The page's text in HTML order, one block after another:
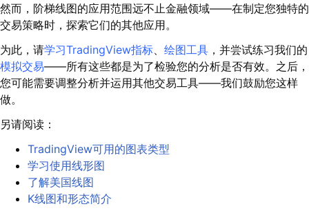
然而，阶梯线图的应用范围远不止金融领域——在制定您独特的
交易策略时，探索它们的其他应用。
为此，请学习TradingView指标 绘图工具 ，并尝试练习我们的
模拟交易——所有这些都是为了检验您的分析是否有效。之后，
您可能需要调整分析并运用其他交易工具——我们鼓励您这样
做。
另请阅读：
TradingView可用的图表类型
学习使用线形图
了解美国线图
K线图和形态简介